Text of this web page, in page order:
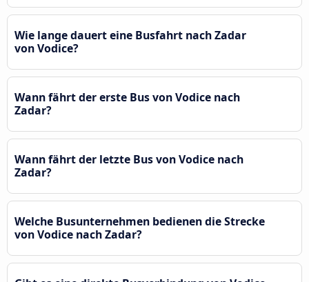
Wie lange dauert eine Busfahrt nach Zadar
von Vodice?
Wann fährt der erste Bus von Vodice nach
Zadar?
Wann fährt der letzte Bus von Vodice nach
Zadar?
Welche Busunternehmen bedienen die Strecke
von Vodice nach Zadar?